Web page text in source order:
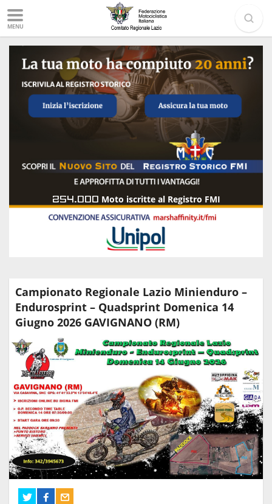
MENU
254.000 Moto iscritte al Registro FMI
Campionato Regionale Lazio Minienduro –
Endurosprint – Quadsprint Domenica 14
Giugno 2026 GAVIGNANO (RM)